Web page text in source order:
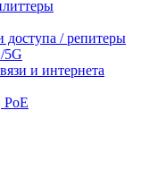
доступа / репитеры
5G
и интернета
PoE